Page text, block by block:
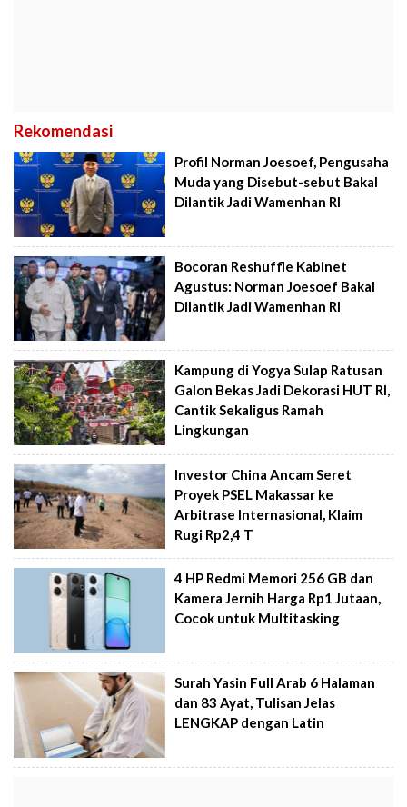
Rekomendasi
Profil Norman Joesoef, Pengusaha
Muda yang Disebut-sebut Bakal
Dilantik Jadi Wamenhan RI
Bocoran Reshuffle Kabinet
Agustus: Norman Joesoef Bakal
Dilantik Jadi Wamenhan RI
Kampung di Yogya Sulap Ratusan
Galon Bekas Jadi Dekorasi HUT RI,
Cantik Sekaligus Ramah
Lingkungan
Investor China Ancam Seret
Proyek PSEL Makassar ke
Arbitrase Internasional, Klaim
Rugi Rp2,4 T
4 HP Redmi Memori 256 GB dan
Kamera Jernih Harga Rp1 Jutaan,
Cocok untuk Multitasking
Surah Yasin Full Arab 6 Halaman
dan 83 Ayat, Tulisan Jelas
LENGKAP dengan Latin